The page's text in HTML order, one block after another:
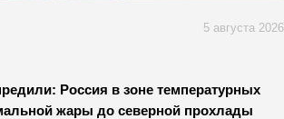
5 августа 2026
Россия в зоне температурных
жары до северной прохлады